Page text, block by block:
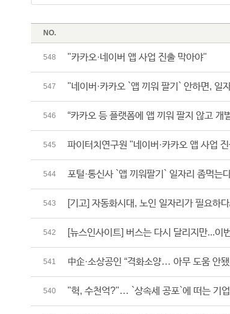
NO.
548 "카카오·네이버 앱 사업 진출 막아야"
547 "네이버·카카오 `앱 끼워 팔기` 안하면, 일
546 “카카오 등 플랫폼에 앱 끼워 팔지 않고 개
545 파이터치연구원 "네이버·카카오 앱 사업
544 포털·통신사 `앱 끼워팔기` 일자리 좀먹는
543 [기고] 자동화시대, 노인 일자리가 필요하
542 [뉴스인사이트] 버스는 다시 달리지만...이
541 中企·소상공인 “격화소양… 아무 도움 안됐
540 "헉, 수천억?"… `상속세 공포`에 떠는 기